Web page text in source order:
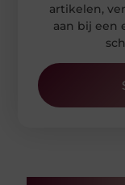
artikelen,
aan bij een